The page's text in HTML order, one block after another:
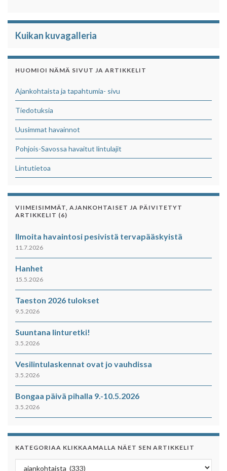
Kuikan kuvagalleria
HUOMIOI NÄMÄ SIVUT JA ARTIKKELIT
Ajankohtaista ja tapahtumia- sivu
Tiedotuksia
Uusimmat havainnot
Pohjois-Savossa havaitut lintulajit
Lintutietoa
VIIMEISIMMÄT, AJANKOHTAISET JA PÄIVITETYT
ARTIKKELIT (6)
Ilmoita havaintosi pesivistä tervapääskyistä
11.7.2026
Hanhet
15.5.2026
Taeston 2026 tulokset
9.5.2026
Suuntana linturetki!
3.5.2026
Vesilintulaskennat ovat jo vauhdissa
3.5.2026
Bongaa päivä pihalla 9.-10.5.2026
3.5.2026
KATEGORIAA KLIKKAAMALLA NÄET SEN ARTIKKELIT
Kategoriaa klikkaamalla näet sen artikkelit